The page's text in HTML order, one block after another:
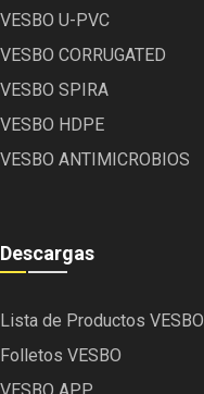
VESBO U-PVC
VESBO CORRUGATED
VESBO SPIRA
VESBO HDPE
VESBO ANTIMICROBIOS
Descargas
Lista de Productos VESBO
Folletos VESBO